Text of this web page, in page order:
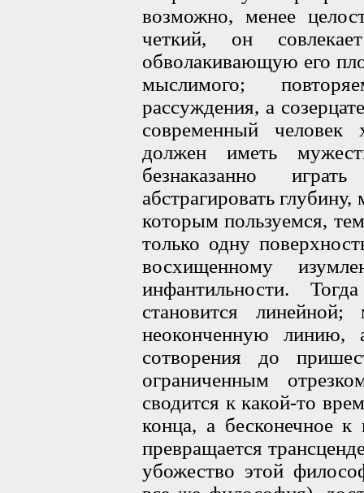
возможно, менее
четкий, он
обволакивающую его
мыслимого;
рассуждения, а
современный человек
должен иметь
безнаказанно
абстрагировать
которым пользуемся,
только одну
восхищенному
инфантильности.
становится
неоконченную
сотворения до
ограниченным
сводится к какой-то
конца, а бесконечное
превращается
убожество этой